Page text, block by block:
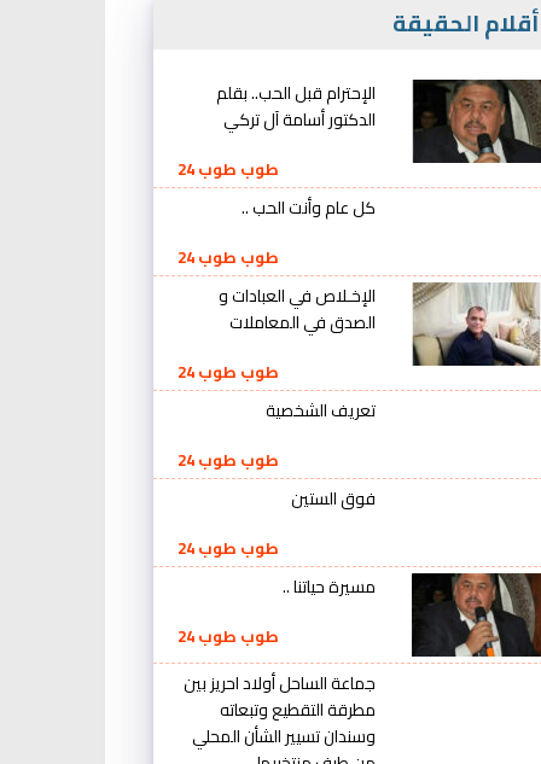
أقلام الحقيقة
الإحترام قبل الحب.. بقلم
الدكتور أسامة آل تركي
طوب طوب 24
كل عام وأنت الحب ..
طوب طوب 24
الإخـلاص في العبادات و
الصدق في المعاملات
طوب طوب 24
تعريف الشخصية
طوب طوب 24
فوق الستين
طوب طوب 24
مسيرة حياتنا ..
طوب طوب 24
جماعة الساحل أولاد احريز بين
مطرقة التقطيع وتبعاته
وسندان تسيير الشأن المحلي